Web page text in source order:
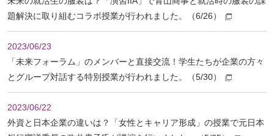
題解決に取り組むコラボ授業が行われました。（6/26）
2023/06/23
「未来フォーラム」のメンバーと直接交流！学生たちが企業の方々
とグループ対話する特別授業が行われました。（5/30）
2023/06/22
外資と日本企業の違いは？「女性とキャリア形成」の授業で元日本